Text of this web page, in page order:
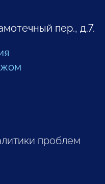
пер., д.7.
проблем